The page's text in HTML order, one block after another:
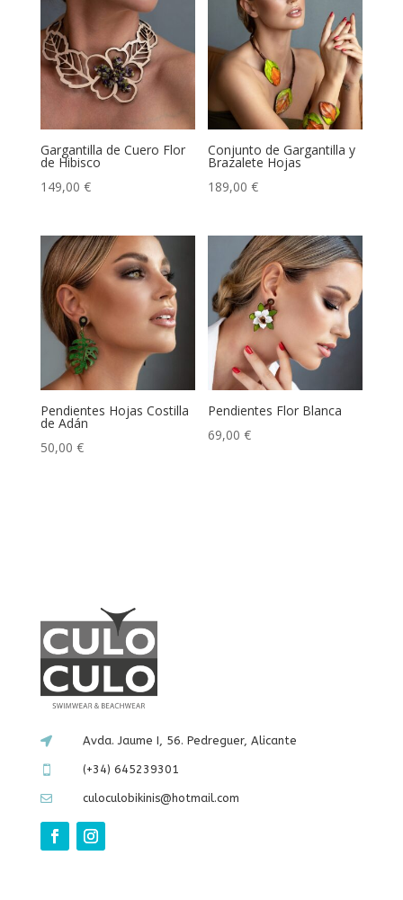
Gargantilla de Cuero Flor
de Hibisco
149,00 €
Conjunto de Gargantilla y
Brazalete Hojas
189,00€
Pendientes Hojas Costilla
de Adán
50,00 €
Pendientes Flor Blanca
69,00€
 Avda. Jaume I, 56. Pedreguer, Alicante
(+34) 645239301
 culoculobikinis@hotmail.com